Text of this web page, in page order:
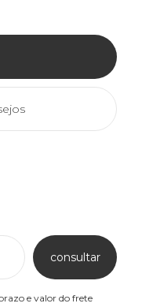
consultar
e valor do frete